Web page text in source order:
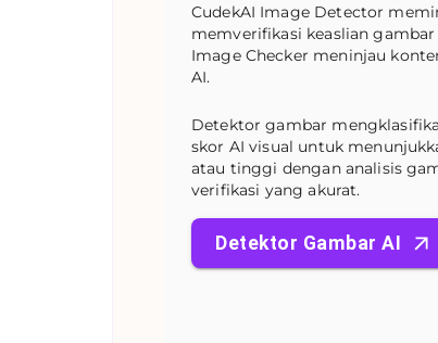
CudekAI Image Detector
memverifikasi keaslian
Image Checker meninjau
AI.
Detektor gambar
skor AI visual untuk
atau tinggi dengan analisis
verifikasi yang akurat.
Detektor Gambar AI